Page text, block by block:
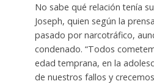
No sabe qué relación tenía
Joseph, quien según la
pasado por narcotráfico,
condenado. “Todos
edad temprana, en la
de nuestros fallos y